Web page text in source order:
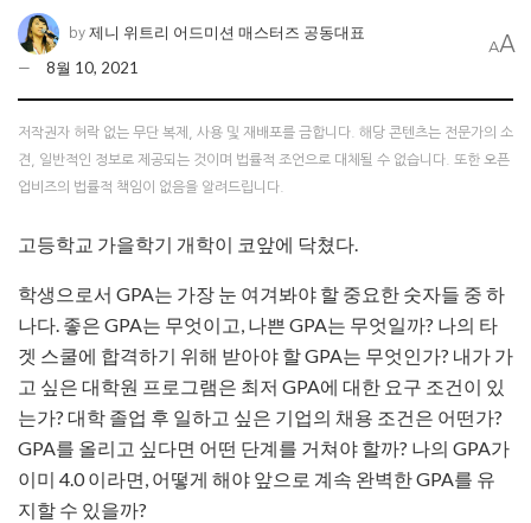
by 제니 위트리 어드미션 매스터즈 공동대표
8월 10, 2021
AA
저작권자 허락 없는 무단 복제, 사용 및 재배포를 금합니다. 해당 콘텐츠는 전문가의 소
견, 일반적인 정보로 제공되는 것이며 법률적 조언으로 대체될 수 없습니다. 또한 오픈
업비즈의 법률적 책임이 없음을 알려드립니다.
고등학교 가을학기 개학이 코앞에 닥쳤다.
학생으로서 GPA는 가장 눈 여겨봐야 할 중요한 숫자들 중 하
나다. 좋은 GPA는 무엇이고, 나쁜 GPA는 무엇일까? 나의 타
겟 스쿨에 합격하기 위해 받아야 할 GPA는 무엇인가? 내가 가
고 싶은 대학원 프로그램은 최저 GPA에 대한 요구 조건이 있
는가? 대학 졸업 후 일하고 싶은 기업의 채용 조건은 어떤가?
GPA를 올리고 싶다면 어떤 단계를 거쳐야 할까? 나의 GPA가
이미 4.0 이라면, 어떻게 해야 앞으로 계속 완벽한 GPA를 유
지할 수 있을까?